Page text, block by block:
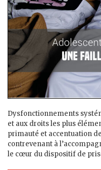
Dysfonctionnements
et aux droits les plus
primauté et accentuation
contrevenant à
le cœur du dispositif de